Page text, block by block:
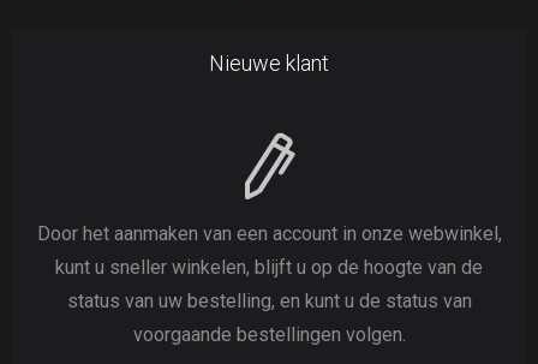
Nieuwe klant
Door het aanmaken van een account in onze webwinkel,
kunt u sneller winkelen, blijft u op de hoogte van de
status van uw bestelling, en kunt u de status van
voorgaande bestellingen volgen.